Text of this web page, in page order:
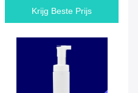
Krijg Beste Prijs